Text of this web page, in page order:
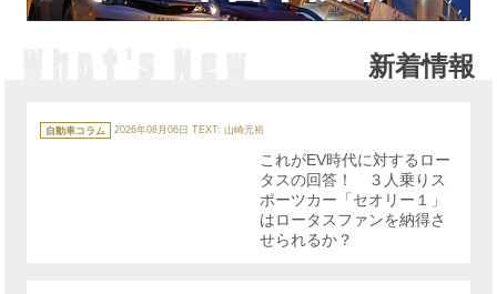
新着情報
テ
ゴ
自動車コラム 2026年08月06日 TEXT: 山崎元裕
これがEV時代に対するロー
タスの回答！ ３人乗りス
ポーツカー「セオリー１」
はロータスファンを納得さ
せられるか？